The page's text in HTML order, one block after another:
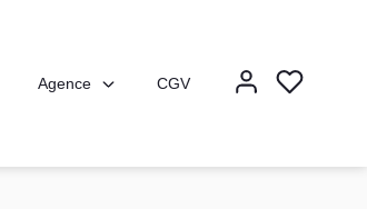
Agence CGV